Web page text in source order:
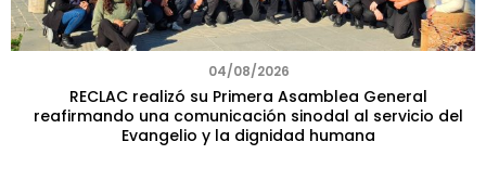
04/08/2026
RECLAC realizó su Primera Asamblea General
reafirmando una comunicación sinodal al servicio del
Evangelio y la dignidad humana